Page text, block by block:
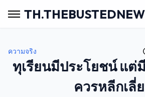
ความจริง
ทุเรียนมีประโยชน์ แต่
ควรหลีกเลี่